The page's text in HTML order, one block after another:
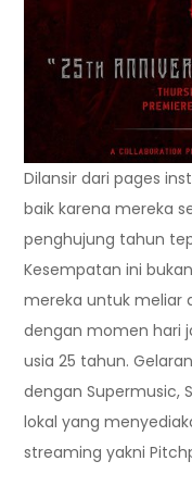
Dilansir dari pages
baik karena mereka
penghujung tahun
Kesempatan ini
mereka untuk meliar
dengan momen hari
usia 25 tahun.
dengan Supermusic,
lokal yang
streaming yakni